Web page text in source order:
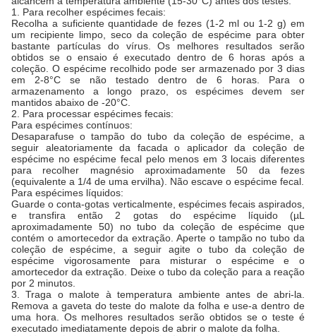
1. Para recolher espécimes fecais:
Recolha a suficiente quantidade de fezes (1-2 ml ou 1-2 g) em
um recipiente limpo, seco da coleção de espécime para obter
bastante partículas do vírus. Os melhores resultados serão
obtidos se o ensaio é executado dentro de 6 horas após a
coleção. O espécime recolhido pode ser armazenado por 3 dias
em 2-8°C se não testado dentro de 6 horas. Para o
armazenamento a longo prazo, os espécimes devem ser
mantidos abaixo de -20°C.
2. Para processar espécimes fecais:
Para espécimes contínuos:
Desaparafuse o tampão do tubo da coleção de espécime, a
seguir aleatoriamente da facada o aplicador da coleção de
espécime no espécime fecal pelo menos em 3 locais diferentes
para recolher magnésio aproximadamente 50 da fezes
(equivalente a 1/4 de uma ervilha). Não escave o espécime fecal.
Para espécimes líquidos:
Guarde o conta-gotas verticalmente, espécimes fecais aspirados,
e transfira então 2 gotas do espécime líquido (µL
aproximadamente 50) no tubo da coleção de espécime que
contém o amortecedor da extração. Aperte o tampão no tubo da
coleção de espécime, a seguir agite o tubo da coleção de
espécime vigorosamente para misturar o espécime e o
amortecedor da extração. Deixe o tubo da coleção para a reação
por 2 minutos.
3. Traga o malote à temperatura ambiente antes de abri-la.
Remova a gaveta do teste do malote da folha e use-a dentro de
uma hora. Os melhores resultados serão obtidos se o teste é
executado imediatamente depois de abrir o malote da folha.